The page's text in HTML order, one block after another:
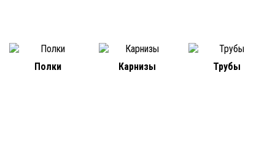
Полки Карнизы Трубы